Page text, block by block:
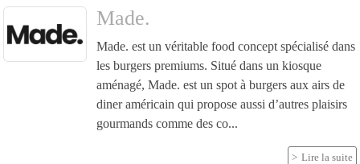
Made.
Made. est un véritable food concept spécialisé dans
les burgers premiums. Situé dans un kiosque
aménagé, Made. est un spot à burgers aux airs de
diner américain qui propose aussi d’autres plaisirs
gourmands comme des co...
Lire la suite